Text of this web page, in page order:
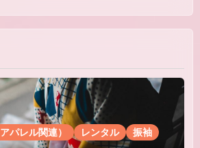
パレル関連） レンタル 振袖